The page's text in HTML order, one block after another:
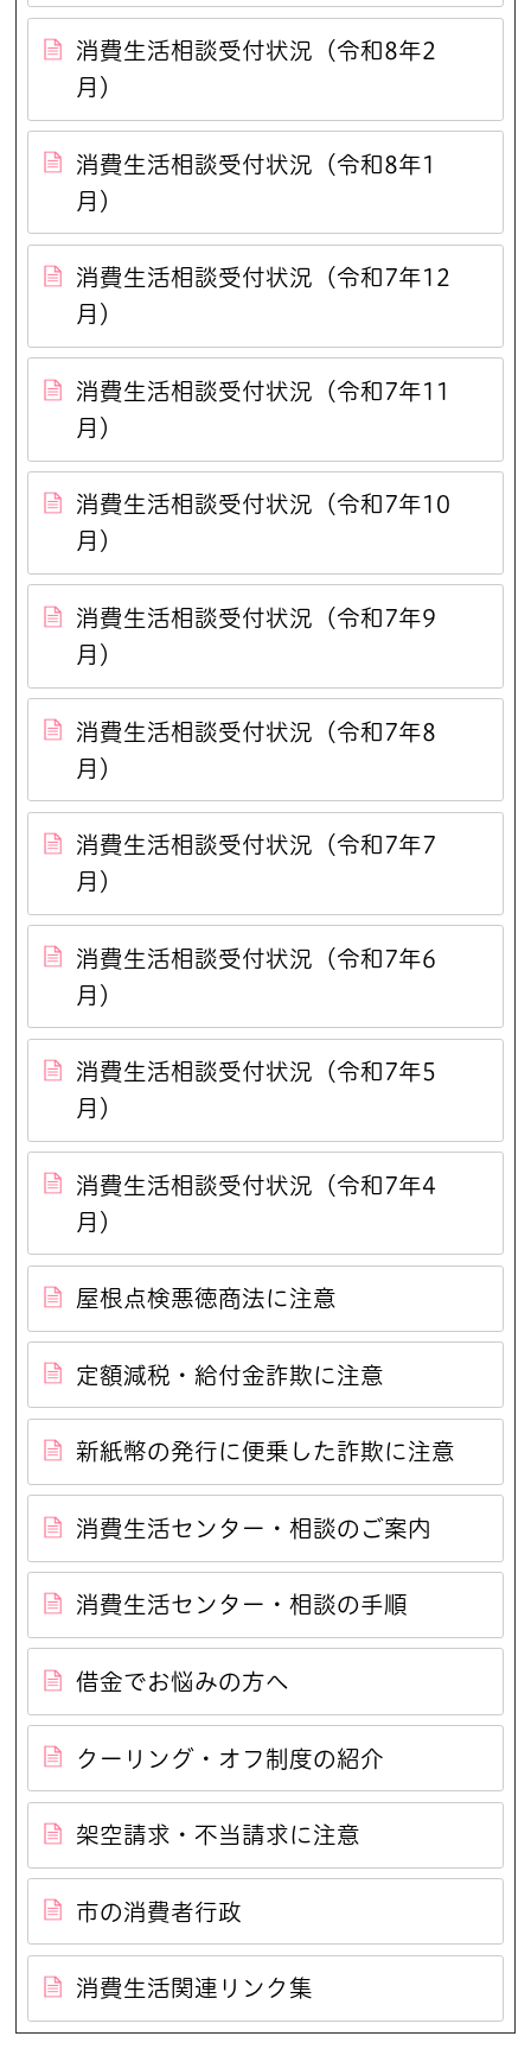
消費生活相談受付状況（令和8年2
月）
消費生活相談受付状況（令和8年1
月）
消費生活相談受付状況（令和7年12
月）
消費生活相談受付状況（令和7年11
月）
消費生活相談受付状況（令和7年10
月）
消費生活相談受付状況（令和7年9
月）
消費生活相談受付状況（令和7年8
月）
消費生活相談受付状況（令和7年7
月）
消費生活相談受付状況（令和7年6
月）
消費生活相談受付状況（令和7年5
月）
消費生活相談受付状況（令和7年4
月）
屋根点検悪徳商法に注意
定額減税・給付金詐欺に注意
新紙幣の発行に便乗した詐欺に注意
消費生活センター・相談のご案内
消費生活センター・相談の手順
借金でお悩みの方へ
クーリング・オフ制度の紹介
架空請求・不当請求に注意
市の消費者行政
消費生活関連リンク集